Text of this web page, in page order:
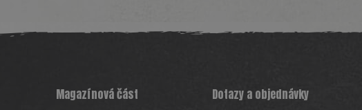
Magazínová část Dotazy a objednávky